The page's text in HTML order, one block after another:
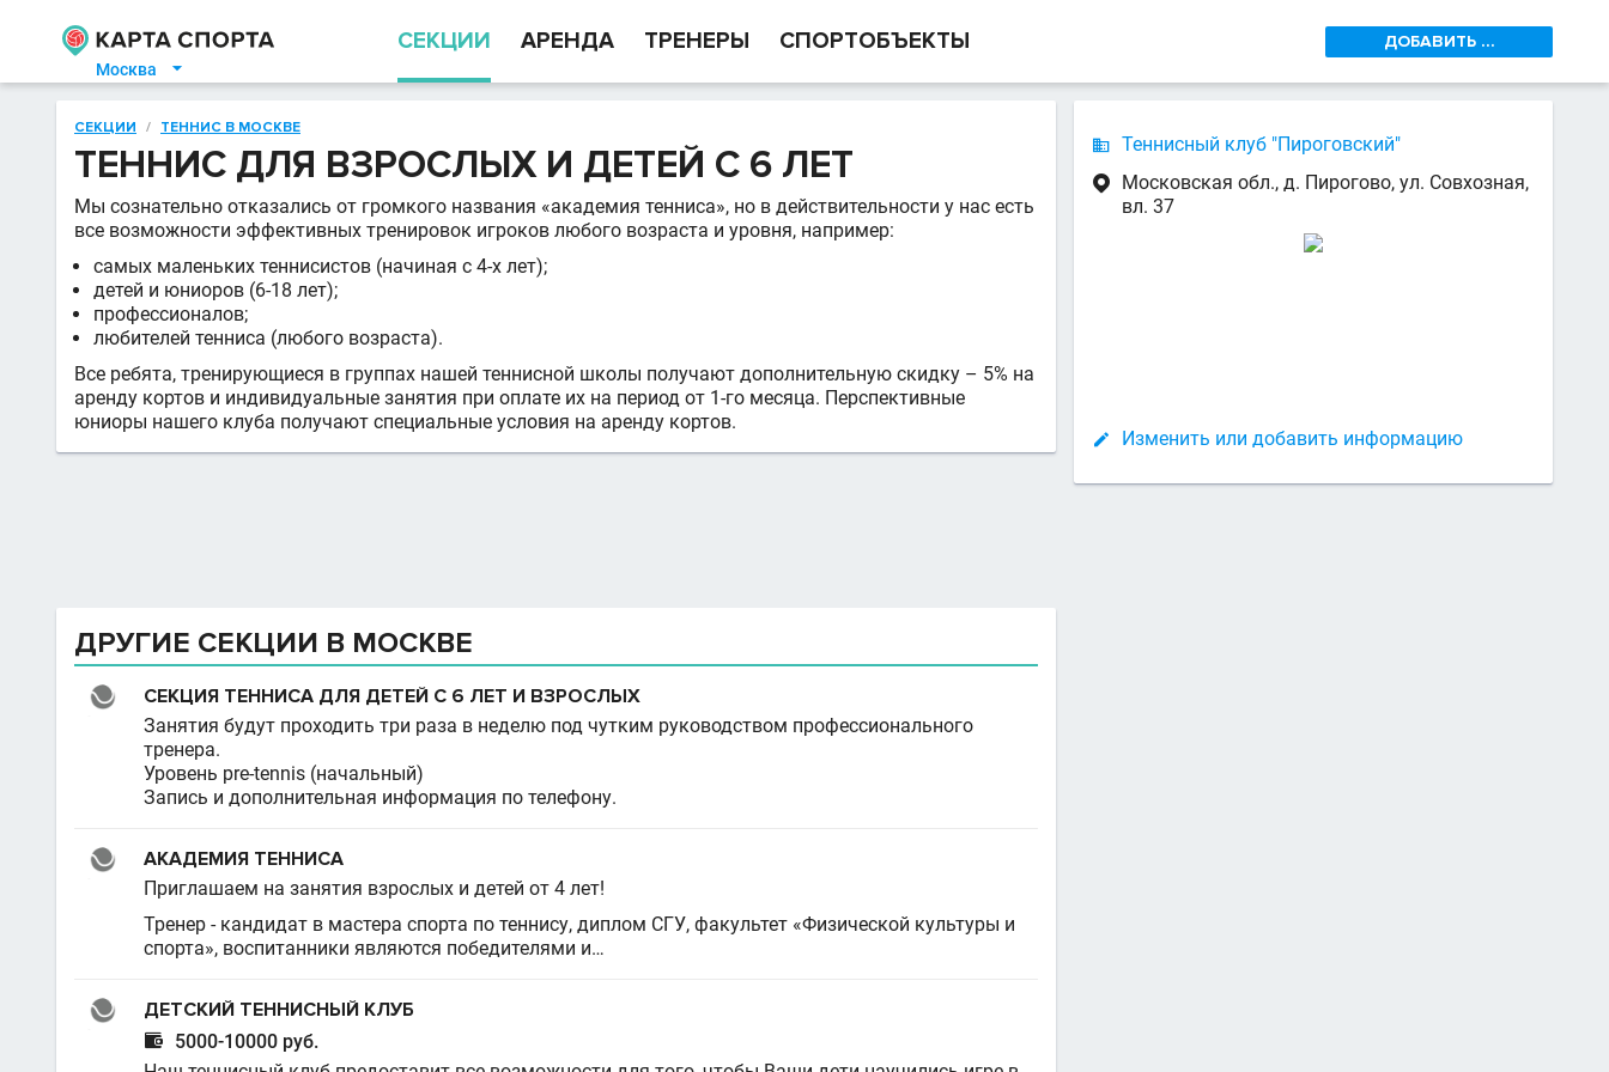
Москва 
СЕКЦИИ АРЕНДА ТРЕНЕРЫ СПОРТОБЪЕКТЫ ДОБАВИТЬ ...
СЕКЦИИ / ТЕННИС В МОСКВЕ
ТЕННИС ДЛЯ ВЗРОСЛЫХ И ДЕТЕЙ С 6 ЛЕТ
Мы сознательно отказались от громкого названия «академия тенниса», но в действительности у нас есть
все возможности эффективных тренировок игроков любого возраста и уровня, например:
самых маленьких теннисистов (начиная с 4-х лет);
детей и юниоров (6-18 лет);
профессионалов;
любителей тенниса (любого возраста).
Все ребята, тренирующиеся в группах нашей теннисной школы получают дополнительную скидку – 5% на
аренду кортов и индивидуальные занятия при оплате их на период от 1-го месяца. Перспективные
юниоры нашего клуба получают специальные условия на аренду кортов.
ДРУГИЕ СЕКЦИИ В МОСКВЕ
СЕКЦИЯ ТЕННИСА ДЛЯ ДЕТЕЙ С 6 ЛЕТ И ВЗРОСЛЫХ
Занятия будут проходить три раза в неделю под чутким руководством профессионального
тренера.
Уровень pre-tennis (начальный)
Запись и дополнительная информация по телефону.
АКАДЕМИЯ ТЕННИСА
Приглашаем на занятия взрослых и детей от 4 лет!
Тренер - кандидат в мастера спорта по теннису, диплом СГУ, факультет «Физической культуры и
спорта», воспитанники являются победителями и…
ДЕТСКИЙ ТЕННИСНЫЙ КЛУБ

5000-10000 руб.
 Теннисный клуб "Пироговский"

Московская обл., д. Пирогово, ул. Совхозная,
вл. 37
 Изменить или добавить информацию